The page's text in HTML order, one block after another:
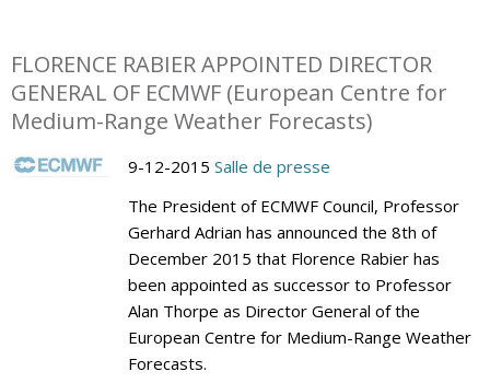
FLORENCE RABIER APPOINTED DIRECTOR
GENERAL OF ECMWF (European Centre for
Medium-Range Weather Forecasts)
9-12-2015 Salle de presse
The President of ECMWF Council, Professor
Gerhard Adrian has announced the 8th of
December 2015 that Florence Rabier has
been appointed as successor to Professor
Alan Thorpe as Director General of the
European Centre for Medium-Range Weather
Forecasts.